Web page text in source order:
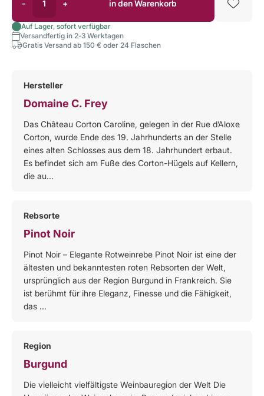
- + in den Warenkorb
Auf Lager, sofort verfügbar
Versandfertig in 2-3 Werktagen
Gratis Versand ab 150 € oder 24 Flaschen
Hersteller
Domaine C. Frey
Das Château Corton Caroline, gelegen in der Rue d’Aloxe
Corton, wurde Ende des 19. Jahrhunderts an der Stelle
eines alten Schlosses aus dem 18. Jahrhundert erbaut.
Es befindet sich am Fuße des Corton-Hügels auf Kellern,
die au...
Rebsorte
Pinot Noir
Pinot Noir – Elegante Rotweinrebe Pinot Noir ist eine der
ältesten und bekanntesten roten Rebsorten der Welt,
ursprünglich aus der Region Burgund in Frankreich. Sie
ist berühmt für ihre Eleganz, Finesse und die Fähigkeit,
das ...
Region
Burgund
Die vielleicht vielfältigste Weinbauregion der Welt Die